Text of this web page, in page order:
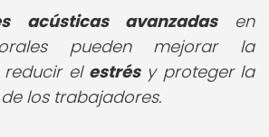
acústicas avanzadasen
pueden mejorar la
reducir el estrésy proteger la
los trabajadores.